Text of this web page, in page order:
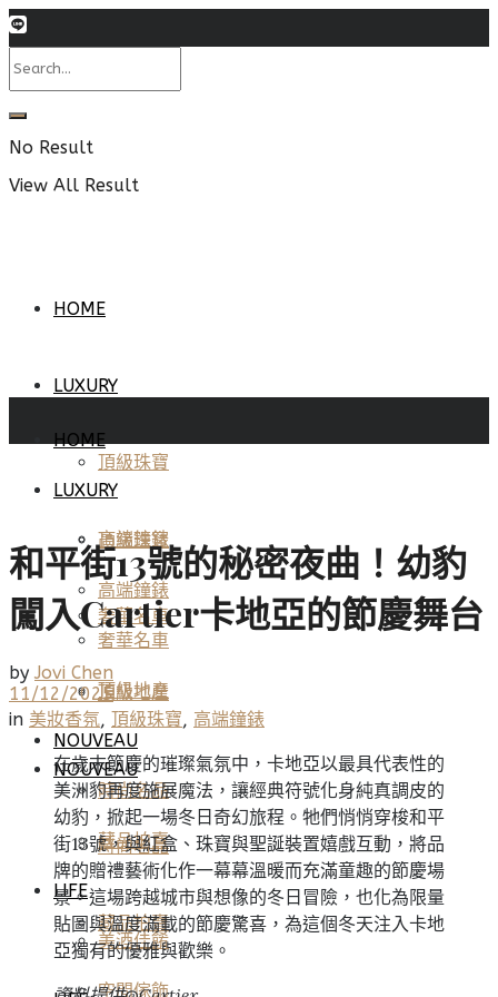
No Result
View All Result
HOME
LUXURY
頂級珠寶
高端鐘錶
奢華名車
頂級地產
NOUVEAU
時尚名品
藏品拍賣
HOME
LUXURY
頂級珠寶
高端鐘錶
奢華名車
頂級地產
NOUVEAU
時尚名品
藏品拍賣
LIFE
美酒佳餚
空間傢飾
和平街13號的秘密夜曲！幼豹
闖入Cartier卡地亞的節慶舞台
by Jovi Chen
11/12/2025
in 美妝香氛, 頂級珠寶, 高端鐘錶
在歲末節慶的璀璨氣氛中，卡地亞以最具代表性的
美洲豹再度施展魔法，讓經典符號化身純真調皮的
幼豹，掀起一場冬日奇幻旅程。牠們悄悄穿梭和平
街13號，與紅盒、珠寶與聖誕裝置嬉戲互動，將品
牌的贈禮藝術化作一幕幕溫暖而充滿童趣的節慶場
景。這場跨越城市與想像的冬日冒險，也化為限量
貼圖與溫度滿載的節慶驚喜，為這個冬天注入卡地
亞獨有的優雅與歡樂。